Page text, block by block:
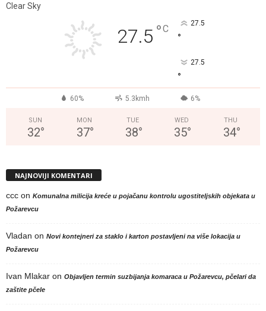
Clear Sky
27.5 °C 27.5
°
27.5
°
60% 5.3kmh 6%
SUN
32°
MON
37°
TUE
38°
WED
35°
THU
34°
NAJNOVIJI KOMENTARI
ccc on Komunalna milicija kreće u pojačanu kontrolu ugostiteljskih objekata u
Požarevcu
Vladan on Novi kontejneri za staklo i karton postavljeni na više lokacija u
Požarevcu
Ivan Mlakar on Objavljen termin suzbijanja komaraca u Požarevcu, pčelari da
zaštite pčele